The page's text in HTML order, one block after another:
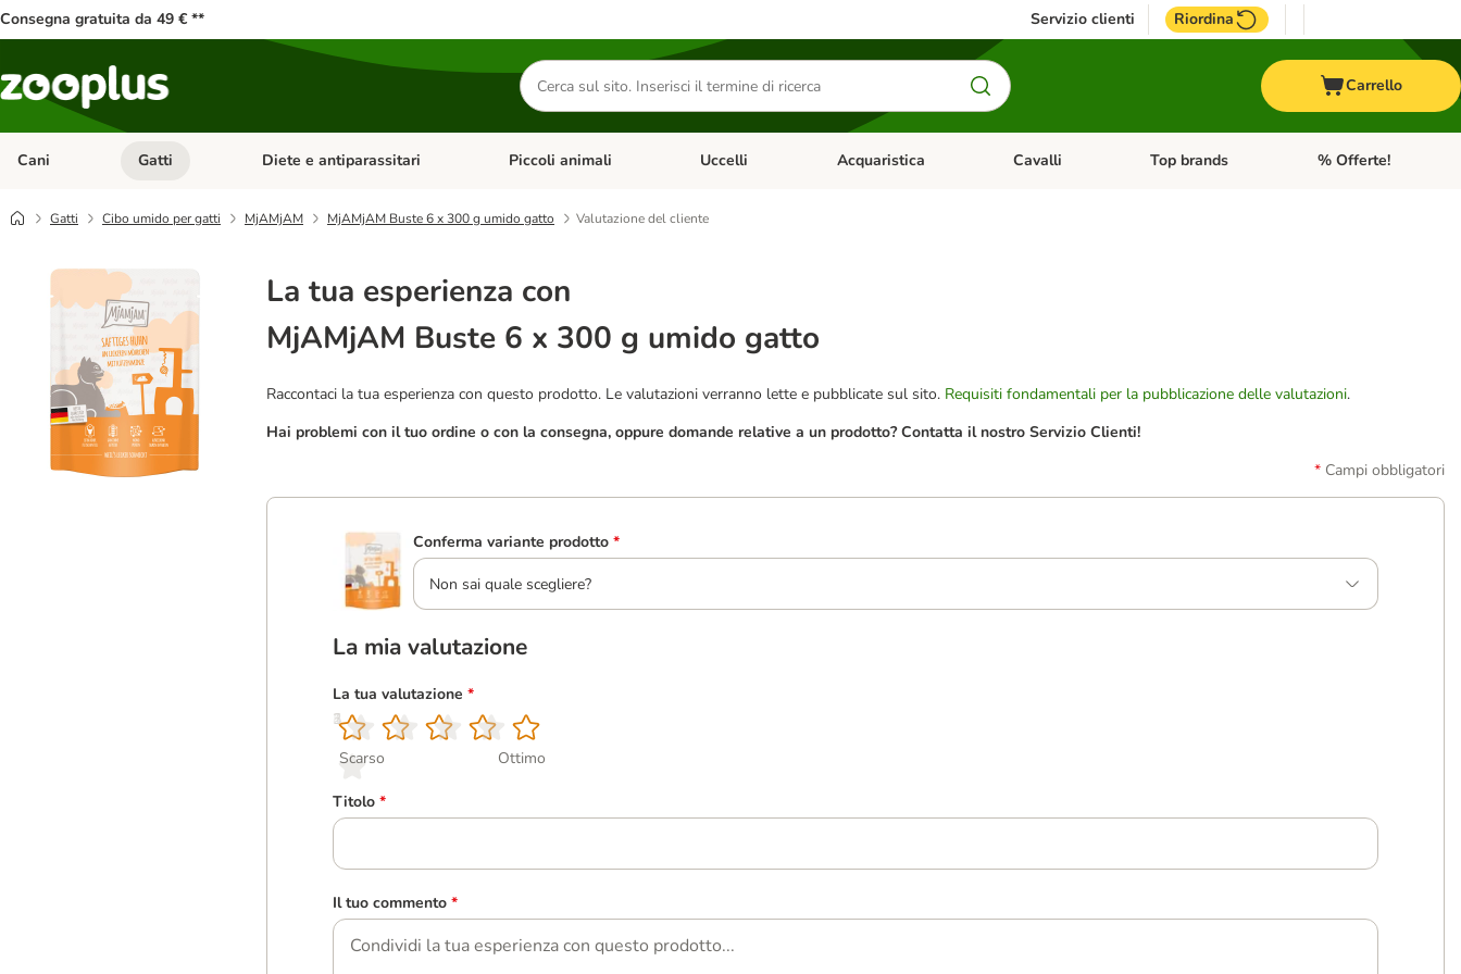
Consegna gratuita da 49 € ** Servizio clienti Riordina
Cerca
prodotti
Carrello
Cani Apri Menu Categoria: Cani
Gatti Apri Menu Categoria: Gatti
Diete e antiparassitari Apri Menu Categoria: Diete e antiparassitari
Piccoli animali Apri Menu Categoria: Piccoli animali
Uccelli Apri Menu Categoria: Uccelli
Acquaristica Apri Menu Categoria: Acquaristica
Cavalli Apri Menu Categoria: Cavalli
Top brands Apri Menu Categoria:
% Offerte!
Gatti Cibo umido per gatti MjAMjAM MjAMjAM Buste 6 x 300 g umido gatto Valutazione del cliente
La tua esperienza con
MjAMjAM Buste 6 x 300 g umido gatto
Raccontaci la tua esperienza con questo prodotto. Le valutazioni verranno lette e pubblicate sul sito. Requisiti fondamentali per la pubblicazione delle valutazioni.
Hai problemi con il tuo ordine o con la consegna, oppure domande relative a un prodotto? Contatta il nostro Servizio Clienti!
Campi obbligatori
Conferma variante prodotto *
Non sai quale scegliere?
La mia valutazione
La tua valutazione *
1
Scarso
2
3
4
5
Ottimo
Titolo *
Il tuo commento *